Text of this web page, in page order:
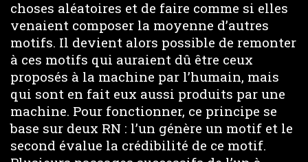
choses aléatoires et de faire comme si elles
venaient composer la moyenne d’autres
motifs. Il devient alors possible de remonter
à ces motifs qui auraient dû être ceux
proposés à la machine par l’humain, mais
qui sont en fait eux aussi produits par une
machine. Pour fonctionner, ce principe se
base sur deux RN : l’un génère un motif et le
second évalue la crédibilité de ce motif.